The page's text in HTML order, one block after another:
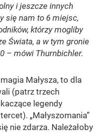
i jeszcze innych
się nam to 6 miejsc,
którzy mogliby
Świata, a w tym gronie
– mówi Thurnbichler.
Małysza, to dla
(patrz trzech
legendy
„Małyszomania”
nie zdarza. Należałoby